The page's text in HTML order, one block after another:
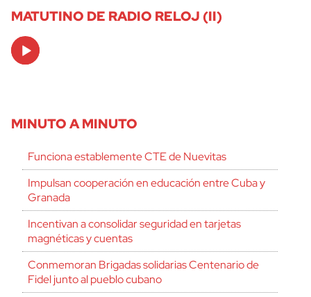
MATUTINO DE RADIO RELOJ (II)
Audio
Player
MINUTO A MINUTO
Funciona establemente CTE de Nuevitas
Impulsan cooperación en educación entre Cuba y
Granada
Incentivan a consolidar seguridad en tarjetas
magnéticas y cuentas
Conmemoran Brigadas solidarias Centenario de
Fidel junto al pueblo cubano